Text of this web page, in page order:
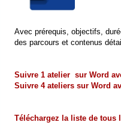
Avec prérequis, objectifs,
des parcours et contenus
Suivre 1 atelier sur Word
Suivre 4 ateliers sur Word
Téléchargez la liste de tous